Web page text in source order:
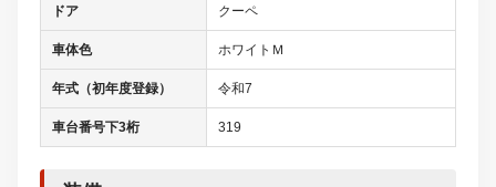
ドア クーペ
車体色 ホワイトＭ
年式（初年度登録） 令和7
車台番号下3桁 319